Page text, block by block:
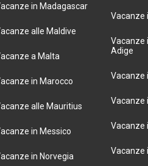
in Madagascar
alle Maldive
a Malta
in Marocco
alle Mauritius
in Messico
in Norvegia
Vacanze
Vacanze
Adige
Vacanze
Vacanze
Vacanze
Vacanze